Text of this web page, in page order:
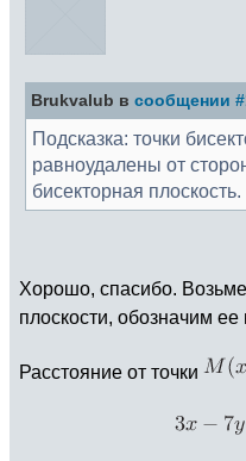
Brukvalub в сообщении
Подсказка: точки
равноудалены от
бисекторная плоскость.
Хорошо, спасибо.
плоскости, обозначим
Расстояние от точки